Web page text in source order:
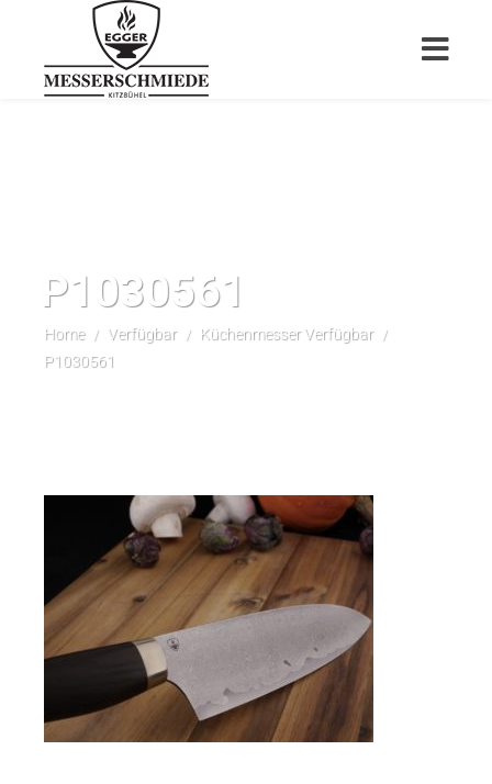
P1030561
Home / Verfügbar / Küchenmesser Verfügbar /
P1030561